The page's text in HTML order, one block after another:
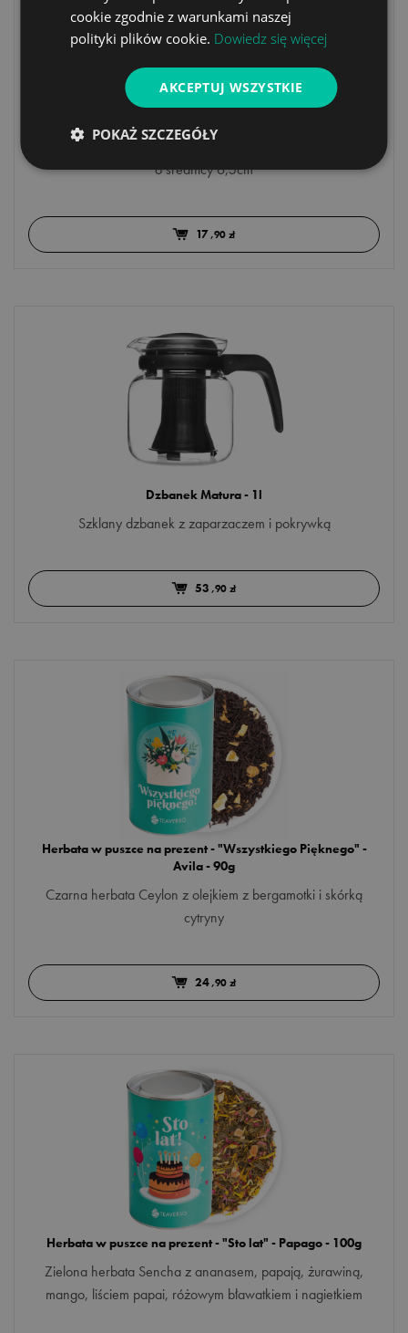
Zaparzacz do herbaty typu szczypce z sitkiem w kształcie kuli
o średnicy 6,5cm
17,90 zł
Dzbanek Matura - 1l
Szklany dzbanek z zaparzaczem i pokrywką
53,90 zł
Herbata w puszce na prezent - "Wszystkiego Pięknego" -
Avila - 90g
Czarna herbata Ceylon z olejkiem z bergamotki i skórką
cytryny
24,90 zł
Herbata w puszce na prezent - "Sto lat" - Papago - 100g
Zielona herbata Sencha z ananasem, papają, żurawiną,
mango, liściem papai, różowym bławatkiem i nagietkiem
cookie zgodnie z warunkami naszej
polityki plików cookie. Dowiedz się więcej
AKCEPTUJ WSZYSTKIE
POKAŻ SZCZEGÓŁY